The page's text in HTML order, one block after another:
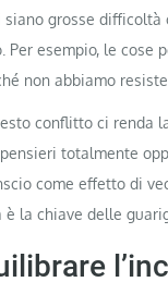
siano grosse
Per esempio, le cose
non abbiamo
conflitto ci renda
totalmente
come effetto di
è la chiave delle